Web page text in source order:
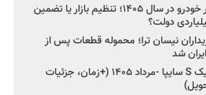
راز واردات ۷۵ هزار خودرو در سال ۱۴۰۵؛ تنظیم بازار یا تضمین
نیسان ترا؛ محموله قطعات پس از
شد
شروع فروش کوییک S سایپا -مرداد ۱۴۰۵ (+زمان، جزئیات